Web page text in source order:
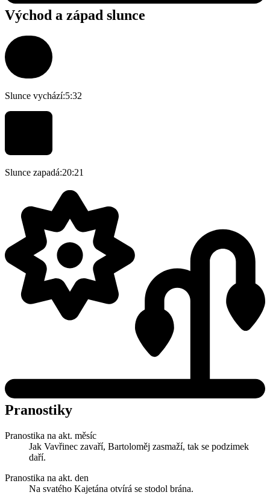
Východ a západ slunce
Slunce vychází:5:32
Slunce zapadá:20:21
Pranostiky
Pranostika na akt. měsíc
Jak Vavřinec zavaří, Bartoloměj zasmaží, tak se podzimek
daří.
Pranostika na akt. den
Na svatého Kajetána otvírá se stodol brána.